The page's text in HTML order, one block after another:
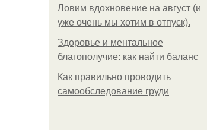
Ловим вдохновение на август (и
уже очень мы хотим в отпуск).
Здоровье и ментальное
благополучие: как найти баланс
Как правильно проводить
самообследование груди